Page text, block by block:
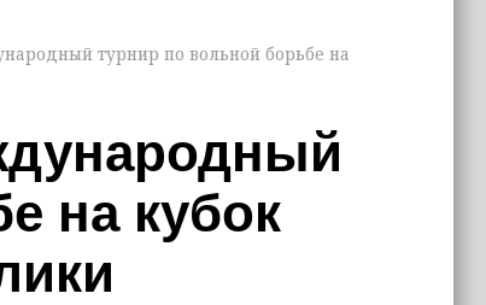
турнир по вольной борьбе на
на кубок